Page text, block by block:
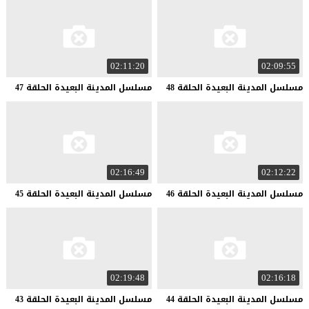
02:09:55
مسلسل المدينة البعيدة الحلقة 48
02:11:20
مسلسل المدينة البعيدة الحلقة 47
02:12:22
مسلسل المدينة البعيدة الحلقة 46
02:16:49
مسلسل المدينة البعيدة الحلقة 45
02:16:18
مسلسل المدينة البعيدة الحلقة 44
02:19:48
مسلسل المدينة البعيدة الحلقة 43